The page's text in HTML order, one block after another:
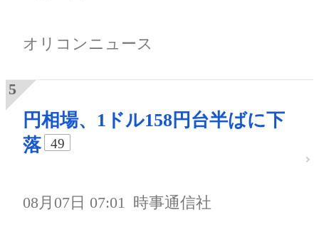
オリコンニュース
円相場、1ドル158円台半ばに下
落
49
08月07日 07:01 時事通信社